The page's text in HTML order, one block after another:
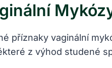
příznaky vaginální
z výhod studené